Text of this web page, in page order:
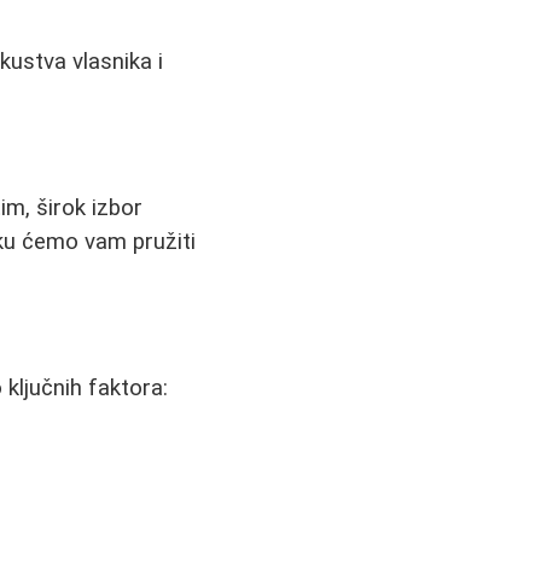
vlasnika i
širok izbor
ćemo vam pružiti
ključnih faktora: